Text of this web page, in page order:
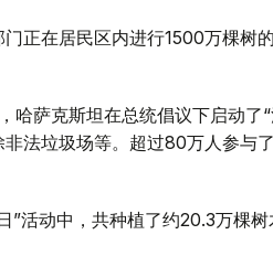
门正在居民区内进行1500万棵树
哈萨克斯坦在总统倡议下启动
法垃圾场等。超过80万人参与
”活动中，共种植了约20.3万棵树